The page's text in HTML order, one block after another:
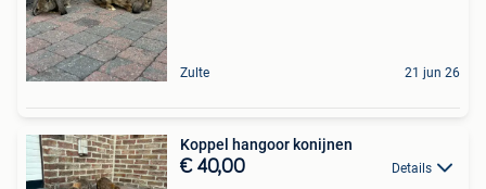
Zulte 21 jun 26
Koppel hangoor konijnen
€ 40,00 Details